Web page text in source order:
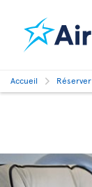
Accueil Réserver